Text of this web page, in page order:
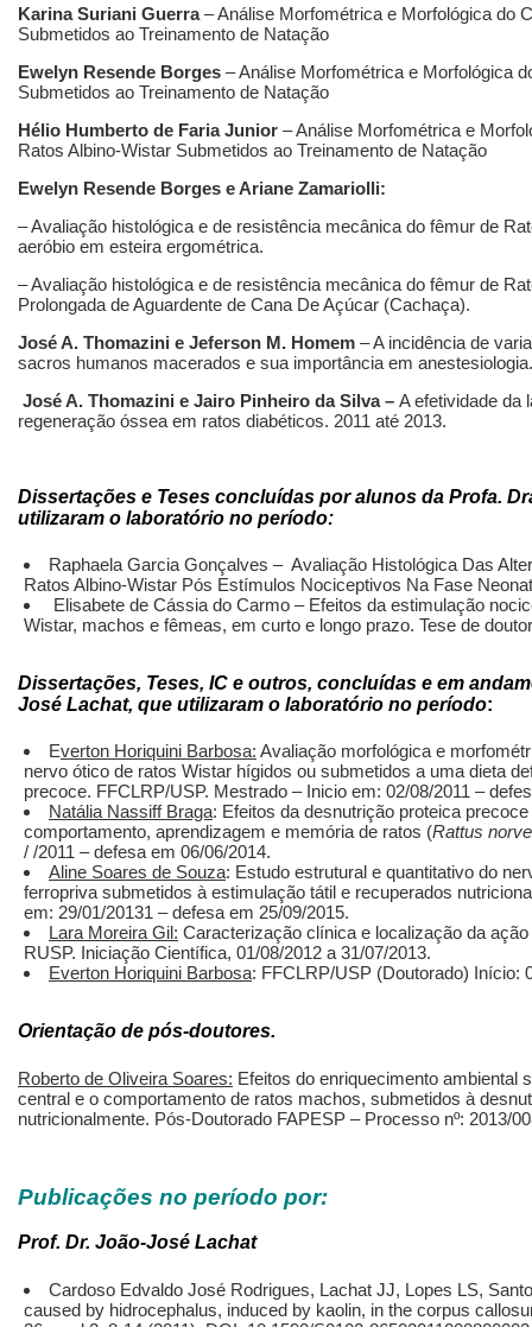
Karina Suriani Guerra– Análise Morfométrica e Morfológica do
Submetidos ao Treinamento de Natação
Ewelyn Resende Borges – Análise Morfométrica e Morfológica
Submetidos ao Treinamento de Natação
Hélio Humberto de Faria Junior – Análise Morfométrica e
Ratos Albino-Wistar Submetidos ao Treinamento de Natação
Ewelyn Resende Borges e Ariane Zamariolli:
– Avaliação histológica e de resistência mecânica do fêmur de
aeróbio em esteira ergométrica.
– Avaliação histológica e de resistência mecânica do fêmur de
Prolongada de Aguardente de Cana De Açúcar (Cachaça).
José A. Thomazini e Jeferson M. Homem – A incidência de
sacros humanos macerados e sua importância em anestesiologia.
José A. Thomazini e Jairo Pinheiro da Silva – A efetividade da
regeneração óssea em ratos diabéticos. 2011 até 2013.
Dissertações e Teses concluídas por alunos da Profa.
utilizaram o laboratório no período:
Raphaela Garcia Gonçalves – Avaliação Histológica Das
Ratos Albino-Wistar Pós Estímulos Nociceptivos Na Fase
Elisabete de Cássia do Carmo – Efeitos da estimulação
Wistar, machos e fêmeas, em curto e longo prazo. Tese de
Dissertações, Teses, IC e outros, concluídas e em
José Lachat, que utilizaram o laboratório no período:
Everton Horiquini Barbosa: Avaliação morfológica e
nervo ótico de ratos Wistar hígidos ou submetidos a uma dieta
precoce. FFCLRP/USP. Mestrado – Inicio em: 02/08/2011 –
Natália Nassiff Braga: Efeitos da desnutrição proteica
comportamento, aprendizagem e memória de ratos (Rattus
/ /2011 – defesa em 06/06/2014.
Aline Soares de Souza: Estudo estrutural e quantitativo do
ferropriva submetidos à estimulação tátil e recuperados
em: 29/01/20131 – defesa em 25/09/2015.
Lara Moreira Gil: Caracterização clínica e localização da
RUSP. Iniciação Científica, 01/08/2012 a 31/07/2013.
Everton Horiquini Barbosa: FFCLRP/USP (Doutorado) Início:
Orientação de pós-doutores.
Roberto de Oliveira Soares: Efeitos do enriquecimento ambiental
central e o comportamento de ratos machos, submetidos à
nutricionalmente. Pós-Doutorado FAPESP – Processo nº: 2013/
Publicações no período por:
Prof. Dr. João-José Lachat
Cardoso Edvaldo José Rodrigues, Lachat JJ, Lopes LS,
caused by hidrocephalus, induced by kaolin, in the corpus